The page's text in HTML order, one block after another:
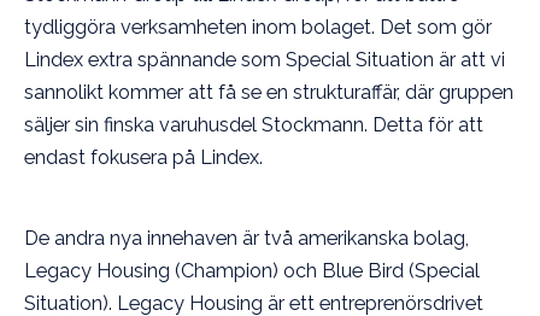
tydliggöra verksamheten inom bolaget. Det som gör
Lindex extra spännande som Special Situation är att vi
sannolikt kommer att få se en strukturaffär, där gruppen
säljer sin finska varuhusdel Stockmann. Detta för att
endast fokusera på Lindex.
De andra nya innehaven är två amerikanska bolag,
Legacy Housing (Champion) och Blue Bird (Special
Situation). Legacy Housing är ett entreprenörsdrivet